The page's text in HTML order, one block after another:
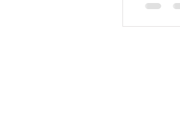
點。...